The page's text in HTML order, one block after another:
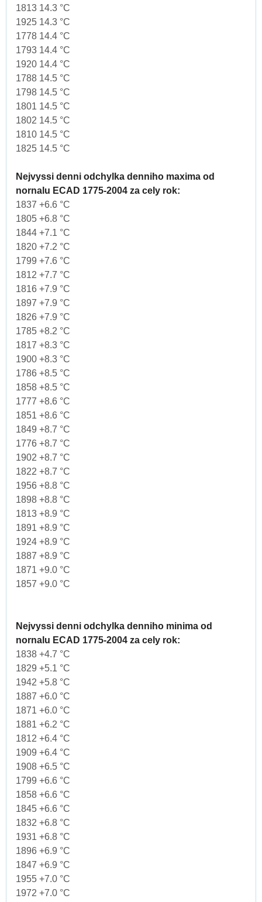
1813 14.3 °C
1925 14.3 °C
1778 14.4 °C
1793 14.4 °C
1920 14.4 °C
1788 14.5 °C
1798 14.5 °C
1801 14.5 °C
1802 14.5 °C
1810 14.5 °C
1825 14.5 °C
Nejvyssi denni odchylka denniho maxima od
nornalu ECAD 1775-2004 za cely rok:
1837 +6.6 °C
1805 +6.8 °C
1844 +7.1 °C
1820 +7.2 °C
1799 +7.6 °C
1812 +7.7 °C
1816 +7.9 °C
1897 +7.9 °C
1826 +7.9 °C
1785 +8.2 °C
1817 +8.3 °C
1900 +8.3 °C
1786 +8.5 °C
1858 +8.5 °C
1777 +8.6 °C
1851 +8.6 °C
1849 +8.7 °C
1776 +8.7 °C
1902 +8.7 °C
1822 +8.7 °C
1956 +8.8 °C
1898 +8.8 °C
1813 +8.9 °C
1891 +8.9 °C
1924 +8.9 °C
1887 +8.9 °C
1871 +9.0 °C
1857 +9.0 °C
Nejvyssi denni odchylka denniho minima od
nornalu ECAD 1775-2004 za cely rok:
1838 +4.7 °C
1829 +5.1 °C
1942 +5.8 °C
1887 +6.0 °C
1871 +6.0 °C
1881 +6.2 °C
1812 +6.4 °C
1909 +6.4 °C
1908 +6.5 °C
1799 +6.6 °C
1858 +6.6 °C
1845 +6.6 °C
1832 +6.8 °C
1931 +6.8 °C
1896 +6.9 °C
1847 +6.9 °C
1955 +7.0 °C
1972 +7.0 °C